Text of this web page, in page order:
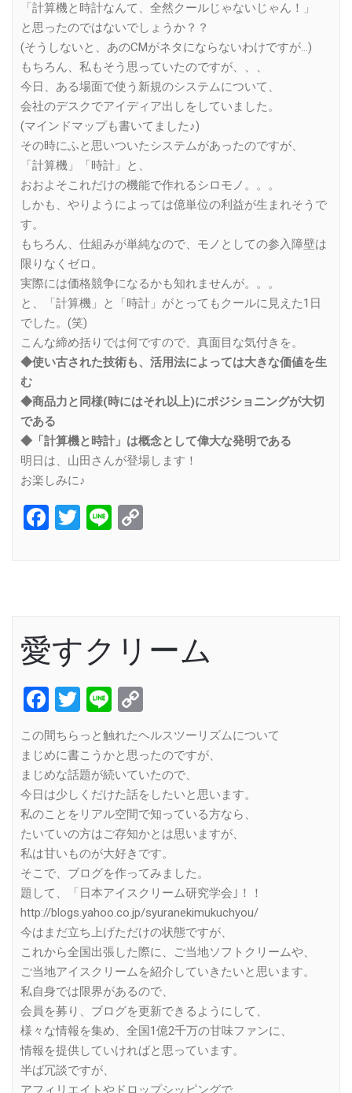
「計算機と時計なんて、全然クールじゃないじゃん！」
と思ったのではないでしょうか？？
(そうしないと、あのCMがネタにならないわけですが…)
もちろん、私もそう思っていたのですが、、、
今日、ある場面で使う新規のシステムについて、
会社のデスクでアイディア出しをしていました。
(マインドマップも書いてました♪)
その時にふと思いついたシステムがあったのですが、
「計算機」「時計」と、
おおよそこれだけの機能で作れるシロモノ。。。
しかも、やりようによっては億単位の利益が生まれそうで
す。
もちろん、仕組みが単純なので、モノとしての参入障壁は
限りなくゼロ。
実際には価格競争になるかも知れませんが。。。
と、「計算機」と「時計」がとってもクールに見えた1日
でした。(笑)
こんな締め括りでは何ですので、真面目な気付きを。
◆使い古された技術も、活用法によっては大きな価値を生
む
◆商品力と同様(時にはそれ以上)にポジショニングが大切
である
◆「計算機と時計」は概念として偉大な発明である
明日は、山田さんが登場します！
お楽しみに♪
Facebook
Twitter
Line
愛すクリーム
Facebook
Twitter
Line
Link
この間ちらっと触れたヘルスツーリズムについて
まじめに書こうかと思ったのですが、
まじめな話題が続いていたので、
今日は少しくだけた話をしたいと思います。
私のことをリアル空間で知っている方なら、
たいていの方はご存知かとは思いますが、
私は甘いものが大好きです。
そこで、ブログを作ってみました。
題して、「日本アイスクリーム研究学会｣！！
http://blogs.yahoo.co.jp/syuranekimukuchyou/
今はまだ立ち上げただけの状態ですが、
これから全国出張した際に、ご当地ソフトクリームや、
ご当地アイスクリームを紹介していきたいと思います。
私自身では限界があるので、
会員を募り、ブログを更新できるようにして、
様々な情報を集め、全国1億2千万の甘味ファンに、
情報を提供していければと思っています。
半ば冗談ですが、
アフィリエイトやドロップシッピングで、